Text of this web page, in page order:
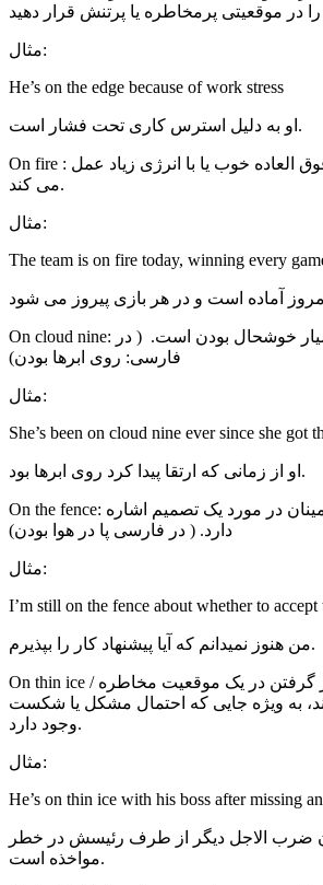
در موقعیتی پرمخاطره یا پرتنش قرار دهید
مثال:
He’s on the edge because of work stress
او به دلیل استرس کاری تحت فشار است.
On fire : یعنی کسی یا چیزی فوق العاده خوب یا با انرژی زیاد عمل
می کند.
مثال:
The team is on fire today, winning every
On cloud nine: این به معنای بسیار خوشحال بودن است. ( در
فارسی: روی ابرها بودن)
مثال:
She’s been on cloud nine ever since she got
او از زمانی که ارتقا پیدا کرد روی ابرها بود.
On the fence: به بلاتکلیفی یا عدم اطمینان در مورد یک تصمیم اشاره
دارد. ( در فارسی پا در هوا بودن)
مثال:
I’m still on the fence about whether to
من هنوز نمیدانم که آیا پیشنهاد کار را بپذیرم.
On thin ice / روی یخ نازک: قرار گرفتن در یک موقعیت مخاطره
به ویژه جایی که احتمال مشکل یا شکست
وجود دارد.
مثال:
He’s on thin ice with his boss after missing
ضرب الاجل دیگر از طرف رئیسش در خطر
مواخذه است.